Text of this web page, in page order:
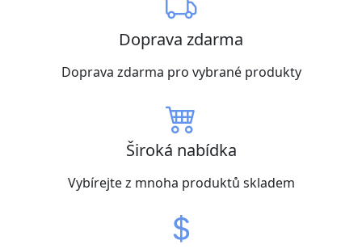
Doprava zdarma
Doprava zdarma pro vybrané produkty
Široká nabídka
Vybírejte z mnoha produktů skladem